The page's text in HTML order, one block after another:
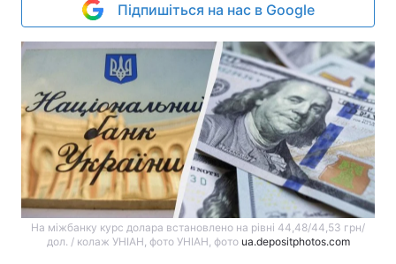
Підпишіться на нас в Google
На міжбанку курс долара встановлено на рівні 44,48/44,53 грн/
дол. / колаж УНІАН, фото УНІАН, фото ua.depositphotos.com